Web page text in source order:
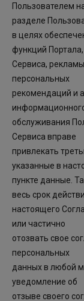
Пользователем
разделе
в целях
функций Портала,
Сервиса,
персональных
рекомендаций и
обслуживания
Сервиса вправе
привлекать
указанные в
пункте данные.
весь срок
настоящего
или частично
отозвать свое
персональных
данных в любой
уведомление об
отзыве своего